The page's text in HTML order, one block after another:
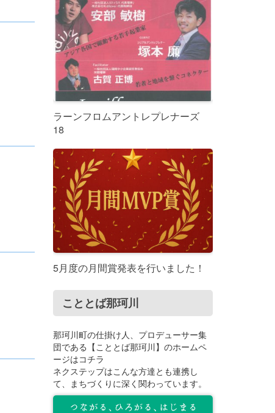
ラーンフロムアントレプレナーズ
18
5月度の月間賞発表を行いました！
こととば那珂川
那珂川町の仕掛け人、プロデューサー集
団である【こととば那珂川】のホームペ
ージはコチラ
ネクステップはこんな方達とも連携し
て、まちづくりに深く関わっています。